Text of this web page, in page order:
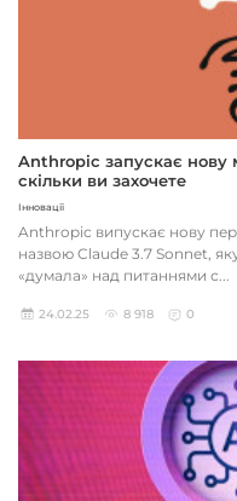
Anthropic запускає нову
скільки ви захочете
Інновації
Anthropic випускає нову
назвою Claude 3.7 Sonnet,
«думала» над питаннями с...
24.02.25 8 918 0